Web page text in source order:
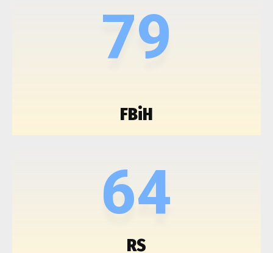
79
FBiH
64
RS